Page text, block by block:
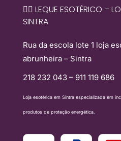
🧙‍♀️ LEQUE ESOTÉRICO –
SINTRA
Rua da escola lote 1 loja
abrunheira – Sintra
218 232 043 – 911 119 686
Loja esotérica em Sintra especializada em
produtos de proteção energética.